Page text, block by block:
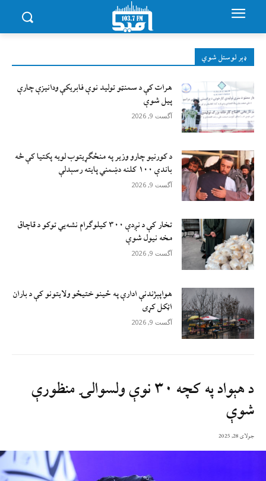
ډېر لوستل شوي
هرات کې د سمنټو تولید نوې فابریکې ودانیزې چارې
پیل شوې
آگست 9, 2026
د کورنیو چارو وزیر په منځګړیتوب لویه پکتیا کې څه
باندې ۱۰۰ کلنه دښمني پایته رسېدلې
آگست 9, 2026
تخار کې د نږدې ۳۰۰ کیلوګرام نشه‌يي توکو د قاچاق
مخه نیول شوې
آگست 9, 2026
هواپېژندنې ادارې په ځینو ختیځو ولایتونو کې د باران
اټکل کړی
آگست 9, 2026
د هېواد په کچه ۳۰ نوې ولسوالۍ منظورې
شوې
جولای 28, 2025